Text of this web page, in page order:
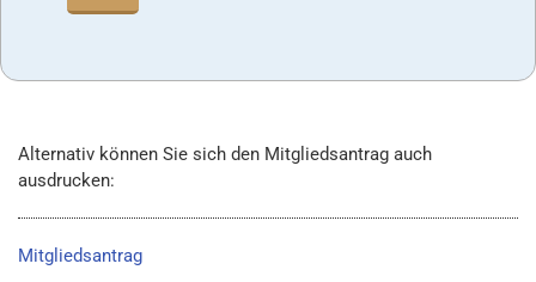
Alternativ können Sie sich den Mitgliedsantrag auch
ausdrucken:
Mitgliedsantrag